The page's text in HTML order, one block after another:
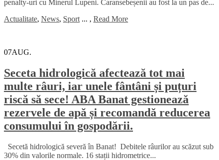
penalty-uri cu Minerul Lupeni. Caransebeșenii au fost la un pas de...
Actualitate, News, Sport ... , Read More
07AUG.
Seceta hidrologică afectează tot mai
multe râuri, iar unele fântâni și puțuri
riscă să sece! ABA Banat gestionează
rezervele de apă și recomandă reducerea
consumului în gospodării.
Secetă hidrologică severă în Banat! Debitele râurilor au scăzut sub
30% din valorile normale. 16 stații hidrometrice...